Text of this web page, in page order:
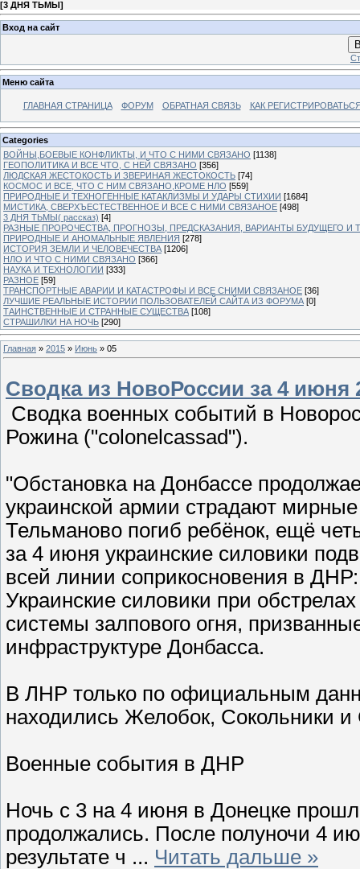
[3 ДНЯ ТЬМЫ]
Вход на сайт
Меню сайта
ГЛАВНАЯ СТРАНИЦА ФОРУМ ОБРАТНАЯ СВЯЗЬ КАК
Categories
ВОЙНЫ,БОЕВЫЕ КОНФЛИКТЫ, И ЧТО С НИМИ СВЯЗАНО [1138]
ГЕОПОЛИТИКА И ВСЕ ЧТО, С НЕЙ СВЯЗАНО [356]
ЛЮДСКАЯ ЖЕСТОКОСТЬ И ЗВЕРИНАЯ ЖЕСТОКОСТЬ [74]
КОСМОС И ВСЕ, ЧТО С НИМ СВЯЗАНО,КРОМЕ НЛО [559]
ПРИРОДНЫЕ И ТЕХНОГЕННЫЕ КАТАКЛИЗМЫ И УДАРЫ СТИХИИ [1684]
МИСТИКА, СВЕРХЪЕСТЕСТВЕННОЕ И ВСЕ С НИМИ СВЯЗАНОЕ [498]
3 ДНЯ ТЬМЫ( рассказ) [4]
РАЗНЫЕ ПРОРОЧЕСТВА, ПРОГНОЗЫ, ПРЕДСКАЗАНИЯ, ВАРИАНТЫ БУДУЩЕГО И
ПРИРОДНЫЕ И АНОМАЛЬНЫЕ ЯВЛЕНИЯ [278]
ИСТОРИЯ ЗЕМЛИ И ЧЕЛОВЕЧЕСТВА [1206]
НЛО И ЧТО С НИМИ СВЯЗАНО [366]
НАУКА И ТЕХНОЛОГИИ [333]
РАЗНОЕ [59]
ТРАНСПОРТНЫЕ АВАРИИ И КАТАСТРОФЫ И ВСЕ СНИМИ СВЯЗАНОЕ [36]
ЛУЧШИЕ РЕАЛЬНЫЕ ИСТОРИИ ПОЛЬЗОВАТЕЛЕЙ САЙТА ИЗ ФОРУМА [0]
ТАИНСТВЕННЫЕ И СТРАННЫЕ СУЩЕСТВА [108]
СТРАШИЛКИ НА НОЧЬ [290]
Главная » 2015 » Июнь » 05
Сводка из НовоРоссии за 4 июня
Сводка военных событий в
Рожина ("colonelcassad").
"Обстановка на Донбассе
украинской армии страдают
Тельманово погиб ребёнок, ещё
за 4 июня украинские силовики
всей линии соприкосновения в ДНР:
Украинские силовики при
системы залпового огня,
инфраструктуре Донбасса.
В ЛНР только по официальным
находились Желобок, Сокольники и
Военные события в ДНР
Ночь с 3 на 4 июня в Донецке
продолжались. После полуночи 4
результате ч ... Читать дальше »